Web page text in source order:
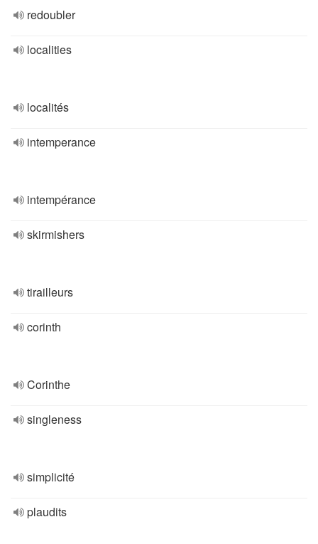
redoubler
localities
localités
intemperance
intempérance
skirmishers
tirailleurs
corinth
Corinthe
singleness
simplicité
plaudits